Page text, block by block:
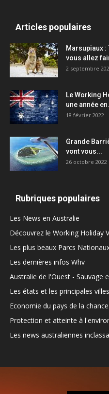
Articles populaires
Marsupiaux
vous allez
2 septembre
Le Working
une année
18 février 2022
Grande
vont vous...
26 octobre 2022
Rubriques populaires
Les News en Australie
Découvrez le Working Holiday
Les plus beaux Parcs
Les dernières infos Whv
Australie de l'Ouest - Sauvage
Les états et les principales villes
Economie du pays de la chance
Protection et atteinte à
Les news australiennes